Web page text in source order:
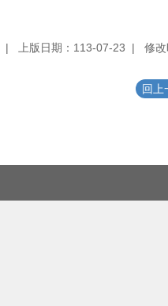
上版日期：113-07-23 修
回上